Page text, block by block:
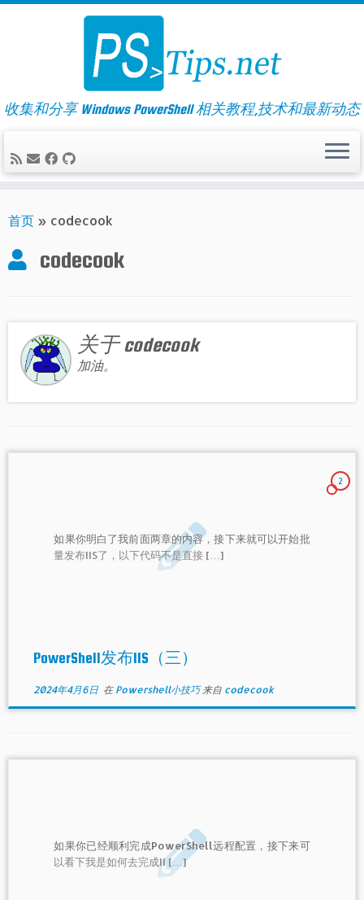
Skip
收集和分享 Windows PowerShell 相关教程,技术和最新动态
首页 » codecook
codecook
关于 codecook
加油。
2
如果你明白了我前面两章的内容，接下来就可以开始批
量发布IIS了，以下代码不是直接 […]
PowerShell发布IIS（三）
2024年4月6日在 Powershell小技巧来自 codecook
如果你已经顺利完成PowerShell远程配置，接下来可
以看下我是如何去完成II […]